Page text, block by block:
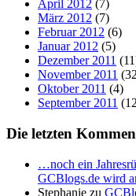
April 2012 (7)
März 2012 (7)
Februar 2012 (6)
Januar 2012 (5)
Dezember 2011
November 2011
Oktober 2011 (4)
September 2011
Die letzten
…noch ein
GCBlogs.de wird
Stephanie zu